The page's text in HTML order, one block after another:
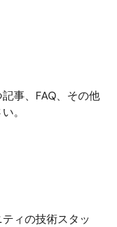
事、FAQ、その他
。
ィの技術スタッ